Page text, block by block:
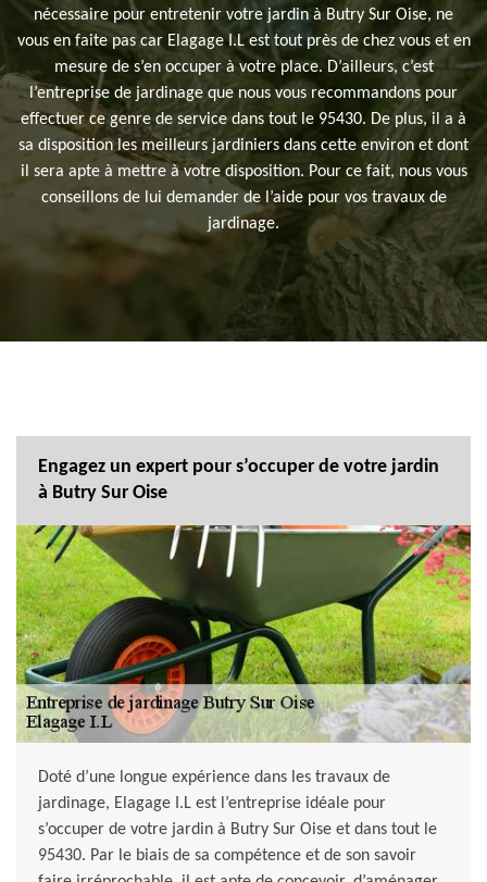
nécessaire pour entretenir votre jardin à Butry Sur Oise, ne
vous en faite pas car Elagage I.L est tout près de chez vous et en
mesure de s’en occuper à votre place. D’ailleurs, c’est
l’entreprise de jardinage que nous vous recommandons pour
effectuer ce genre de service dans tout le 95430. De plus, il a à
sa disposition les meilleurs jardiniers dans cette environ et dont
il sera apte à mettre à votre disposition. Pour ce fait, nous vous
conseillons de lui demander de l’aide pour vos travaux de
jardinage.
Engagez un expert pour s’occuper de votre jardin
à Butry Sur Oise
Doté d’une longue expérience dans les travaux de
jardinage, Elagage I.L est l’entreprise idéale pour
s’occuper de votre jardin à Butry Sur Oise et dans tout le
95430. Par le biais de sa compétence et de son savoir